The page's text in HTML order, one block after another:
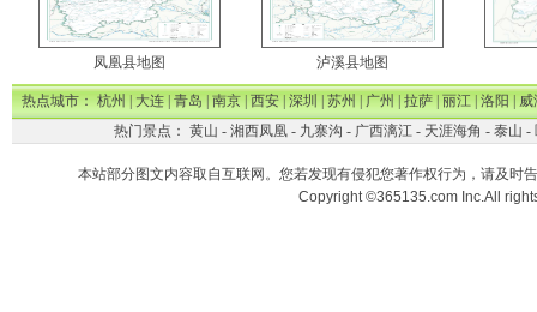
凤凰县地图 泸溪县地图
热点城市：杭州|大连|青岛|南京|西安|深圳|苏州|广州|拉萨|丽江|洛阳|威
热门景点： 黄山 - 湘西凤凰- 九寨沟 - 广西漓江- 天涯海角 - 泰山 -
本站部分图文内容取自互联网。您若发现有侵犯您著作权行为，请及时
Copyright ©365135.com Inc.All